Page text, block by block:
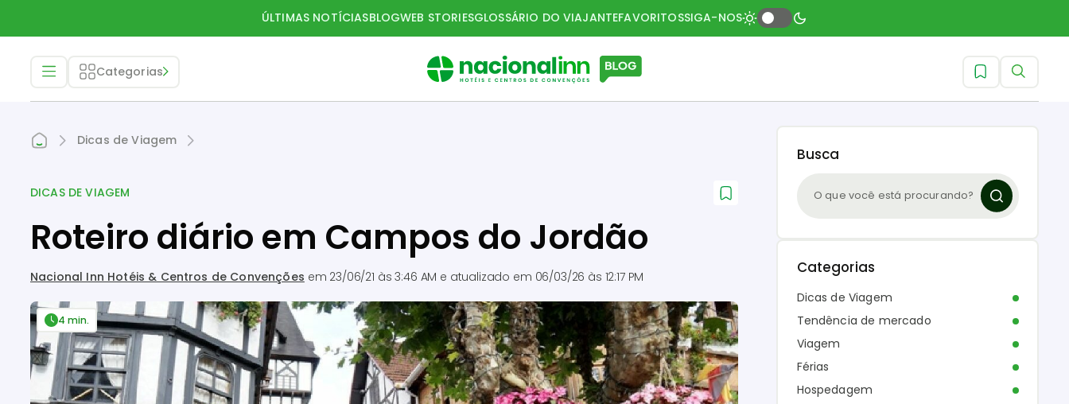
ÚLTIMAS NOTÍCIASBLOGWEB STORIESGLOSSÁRIO DO VIAJANTEFAVORITOSSIGA-NOS
Categorias
Dicas de Viagem
DICAS DE VIAGEM
Roteiro diário em Campos do Jordão
Nacional Inn Hotéis & Centros de Convenções em 23/06/21 às 3:46 AM e atualizado em 06/03/26 às 12:17 PM
4 min.
Busca
Categorias
Dicas de Viagem
Tendência de mercado
Viagem
Férias
Hospedagem